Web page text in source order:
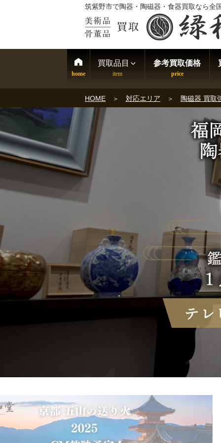
筑紫野市で陶器・陶磁器・食器買取なら全
買取品目 参考買取価格
HOME 対応エリア 陶磁器 買取